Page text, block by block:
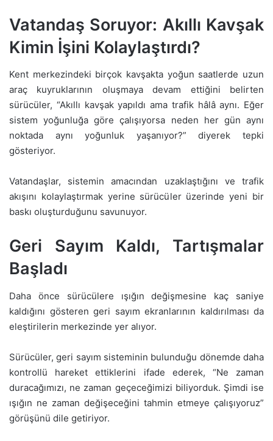
Vatandaş Soruyor: Akıllı Kavşak
Kimin İşini Kolaylaştırdı?
Kent merkezindeki birçok kavşakta yoğun saatlerde uzun
araç kuyruklarının oluşmaya devam ettiğini belirten
sürücüler, “Akıllı kavşak yapıldı ama trafik hâlâ aynı. Eğer
sistem yoğunluğa göre çalışıyorsa neden her gün aynı
noktada aynı yoğunluk yaşanıyor?” diyerek tepki
gösteriyor.
Vatandaşlar, sistemin amacından uzaklaştığını ve trafik
akışını kolaylaştırmak yerine sürücüler üzerinde yeni bir
baskı oluşturduğunu savunuyor.
Geri Sayım Kaldı, Tartışmalar
Başladı
Daha önce sürücülere ışığın değişmesine kaç saniye
kaldığını gösteren geri sayım ekranlarının kaldırılması da
eleştirilerin merkezinde yer alıyor.
Sürücüler, geri sayım sisteminin bulunduğu dönemde daha
kontrollü hareket ettiklerini ifade ederek, “Ne zaman
duracağımızı, ne zaman geçeceğimizi biliyorduk. Şimdi ise
ışığın ne zaman değişeceğini tahmin etmeye çalışıyoruz”
görüşünü dile getiriyor.